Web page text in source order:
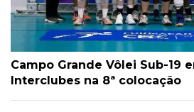
Campo Grande Vôlei Sub-19
Interclubes na 8ª colocação